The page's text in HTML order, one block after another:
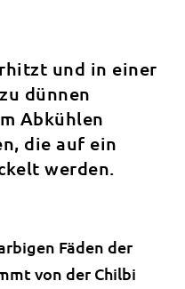
und in einer
dünnen
Abkühlen
die auf ein
werden.
Fäden der
von der Chilbi